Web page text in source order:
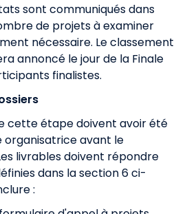
sont communiqués dans
de projets à examiner
nécessaire. Le classement
annoncé le jour de la Finale
finalistes.
cette étape doivent avoir été
organisatrice avant le
livrables doivent répondre
dans la section 6 ci-
: